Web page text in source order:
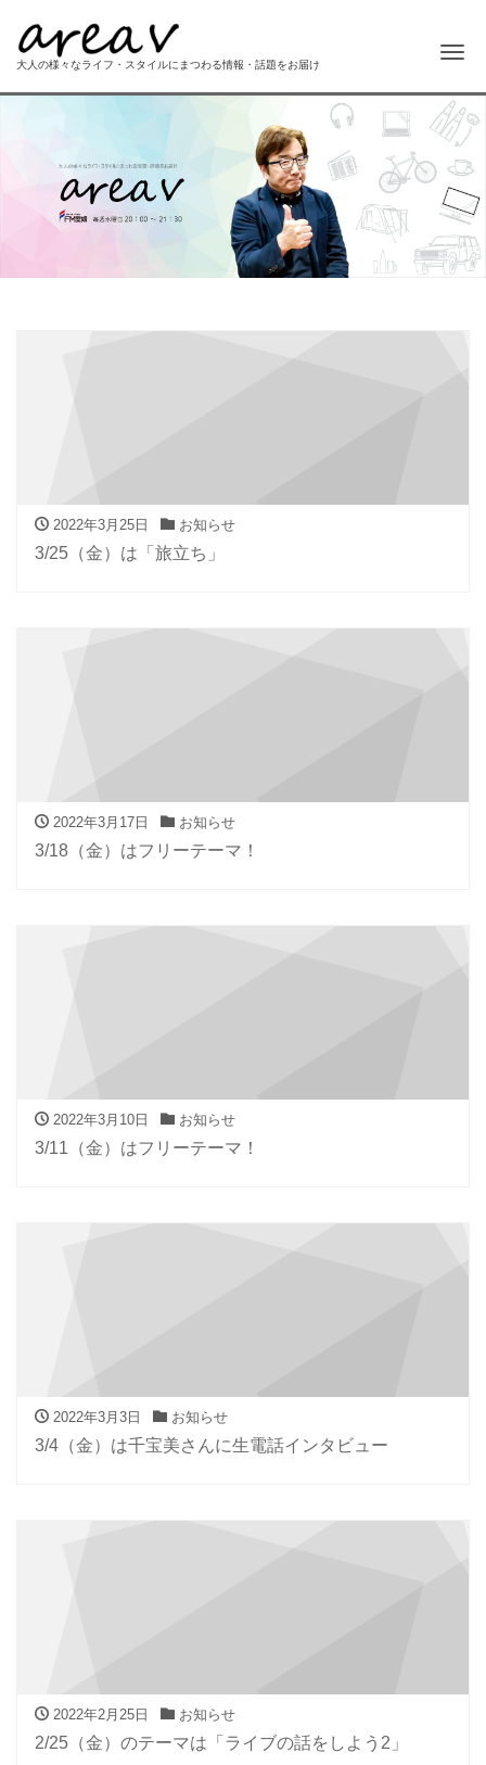
大人の様々なライフ・スタイルにまつわる情報・話題をお届け
2022年3月25日 お知らせ
3/25（金）は「旅立ち」
2022年3月17日 お知らせ
3/18（金）はフリーテーマ！
2022年3月10日 お知らせ
3/11（金）はフリーテーマ！
2022年3月3日 お知らせ
3/4（金）は千宝美さんに生電話インタビュー
2022年2月25日 お知らせ
2/25（金）のテーマは「ライブの話をしよう2」